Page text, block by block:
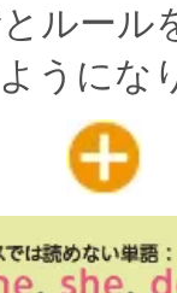
ルール
うにな